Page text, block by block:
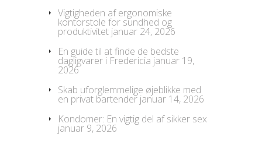
Vigtigheden af ergonomiske
kontorstole for sundhed og
produktivitet januar 24, 2026
En guide til at finde de bedste
dagligvarer i Fredericia januar 19,
2026
Skab uforglemmelige øjeblikke med
en privat bartender januar 14, 2026
Kondomer: En vigtig del af sikker sex
januar 9, 2026